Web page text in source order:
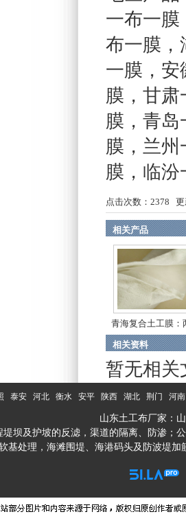
一布一膜
布一膜 ，
一膜 ， 安
膜 ， 甘肃
膜 ， 青岛
膜 ， 兰州
膜 ， 临汾
点击次数： 2378 更
相关产品
青海复合土工膜：
布...
相关资料
暂无相关
泰安 河北 衡水 安平 陕西 湖北 荆门 河南
山东土工布厂家：
坝及护坡的反滤，渠道的隔离、防渗；
基处理，海滩围堤、海港码头及防波堤